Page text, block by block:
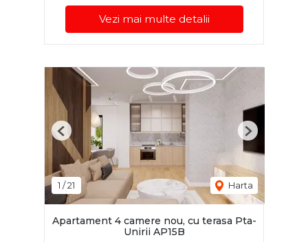
Vezi mai multe detalii
1 /21 Harta
Previous Next
Apartament 4 camere nou, cu terasa Pta-
Unirii AP15B